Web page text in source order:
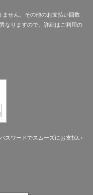
せん。その他のお支払い回数
なりますので、詳細はご利用の
スワードでスムーズにお支払い